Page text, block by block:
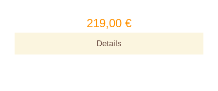
219,00 €
Details